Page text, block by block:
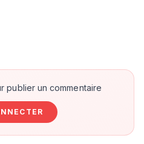
publier un commentaire